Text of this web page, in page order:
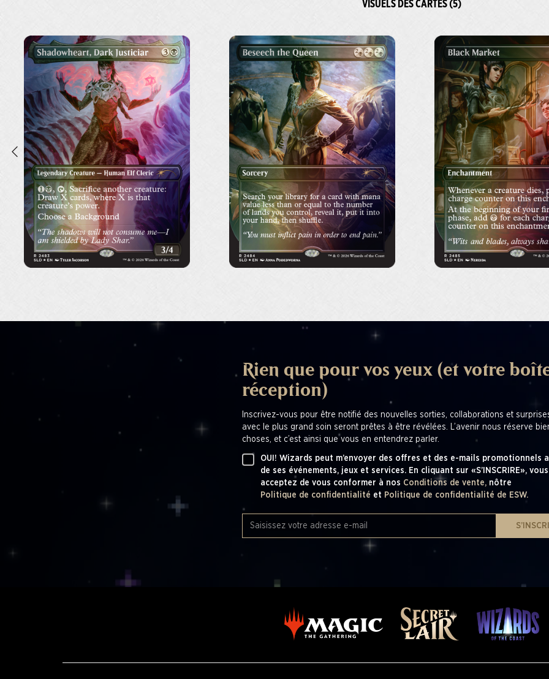
VISUELS DES CARTES (5)
Rien que pour vos yeux (et votre
réception)
Inscrivez-vous pour être notifié des nouvelles sorties, collaborations et
avec le plus grand soin seront prêtes à être révélées. L’avenir nous réserve
choses, et c’est ainsi que vous en entendrez parler.
OUI! Wizards peut m’envoyer des offres et des e-mails promotionnels
de ses événements, jeux et services. En cliquant sur «S’INSCRIRE», vous
acceptez de vous conformer à nos Conditions de vente, nôtre
Politique de confidentialité et Politique de confidentialité de ESW.